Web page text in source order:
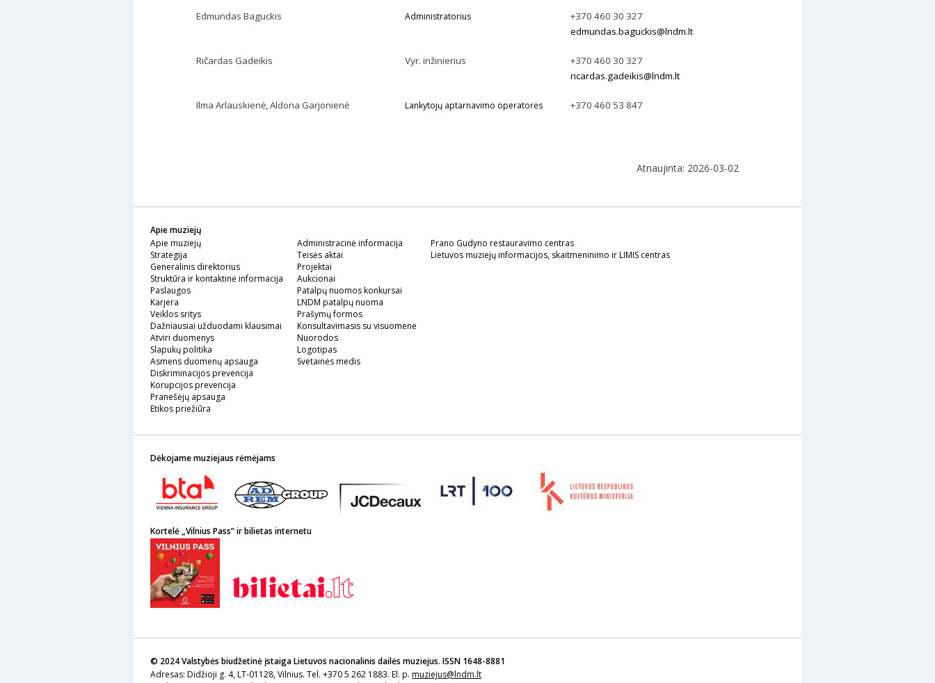
Edmundas Baguckis Administratorius
+370 460 30 327
edmundas.baguckis@lndm.lt
Ričardas Gadeikis Vyr. inžinierius
+370 460 30 327
ricardas.gadeikis@lndm.lt
Ilma Arlauskienė, Aldona Garjonienė Lankytojų aptarnavimo operatorės +370 460 53 847
Atnaujinta: 2026-03-02
Apie muziejų
Apie muziejų
Strategija
Generalinis direktorius
Struktūra ir kontaktinė informacija
Paslaugos
Karjera
Veiklos sritys
Dažniausiai užduodami klausimai
Atviri duomenys
Slapukų politika
Asmens duomenų apsauga
Diskriminacijos prevencija
Korupcijos prevencija
Pranešėjų apsauga
Etikos priežiūra
Administracinė informacija
Teisės aktai
Projektai
Aukcionai
Patalpų nuomos konkursai
LNDM patalpų nuoma
Prašymų formos
Konsultavimasis su visuomene
Nuorodos
Logotipas
Svetainės medis
Prano Gudyno restauravimo centras
Lietuvos muziejų informacijos, skaitmeninimo ir LIMIS centras
Dėkojame muziejaus rėmėjams
Kortelė „Vilnius Pass” ir bilietas internetu
© 2024 Valstybės biudžetinė įstaiga Lietuvos nacionalinis dailės muziejus. ISSN 1648-8881
Adresas: Didžioji g. 4, LT-01128, Vilnius. Tel. +370 5 262 1883. El. p. muziejus@lndm.lt